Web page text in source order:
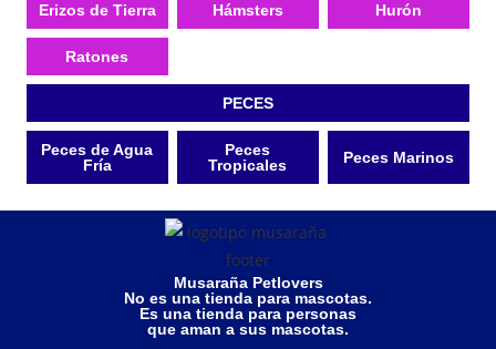
Erizos de Tierra Hámsters Hurón
Ratones
PECES
Peces de Agua
Fría
Peces
Tropicales
Peces Marinos
Musaraña Petlovers
No es una tienda para mascotas.
Es una tienda para personas
que aman a sus mascotas.